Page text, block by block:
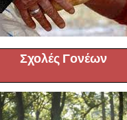
Σχολές Γονέων